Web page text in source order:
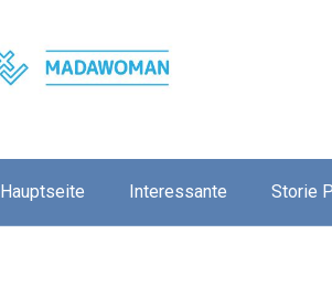
Hauptseite Interessante Storie